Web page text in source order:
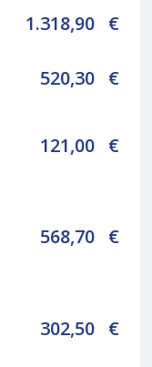
1.318,90 €
520,30 €
121,00 €
568,70 €
302,50 €